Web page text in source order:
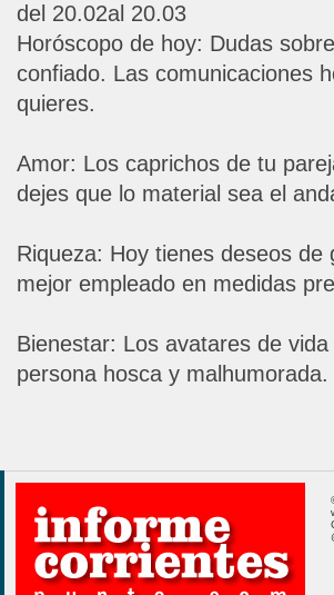
del 20.02al 20.03
Horóscopo de hoy: Dudas
confiado. Las comunicaciones
quieres.
Amor: Los caprichos de tu
dejes que lo material sea el
Riqueza: Hoy tienes deseos
mejor empleado en medidas
Bienestar: Los avatares de
persona hosca y